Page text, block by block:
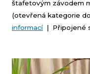
štafetovým závodem
(otevřená kategorie
informací| Připojené